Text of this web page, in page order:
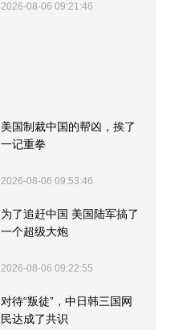
2026-08-06 09:21:46
美国制裁中国的帮凶，挨了
一记重拳
2026-08-06 09:53:46
为了追赶中国 美国陆军搞了
一个超级大炮
2026-08-06 09:22:55
对待“叛徒”，中日韩三国网
民达成了共识